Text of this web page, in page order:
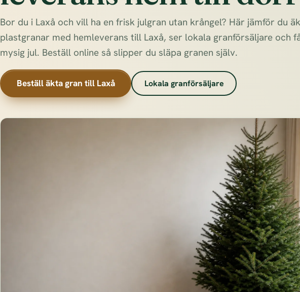
Bor du i Laxå och vill ha en frisk julgran utan krångel? Här jämför du
plastgranar med hemleverans till Laxå, ser lokala granförsäljare och
mysig jul. Beställ online så slipper du släpa granen själv.
Beställ äkta gran till Laxå Lokala granförsäljare